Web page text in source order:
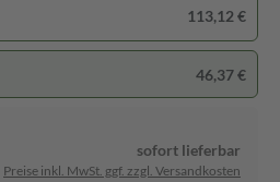
113,12 €
46,37 €
sofort lieferbar
Preise inkl. MwSt. ggf. zzgl. Versandkosten